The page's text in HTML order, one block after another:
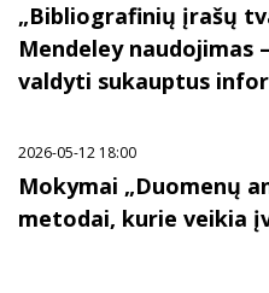
„Bibliografinių įrašų
Mendeley naudojimas
valdyti sukauptus
2026-05-12 18:00
Mokymai „Duomenų
metodai, kurie veikia